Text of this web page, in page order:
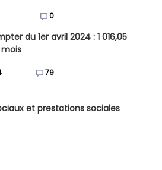
0
du 1er avril 2024 : 1 016,05
79
et prestations sociales